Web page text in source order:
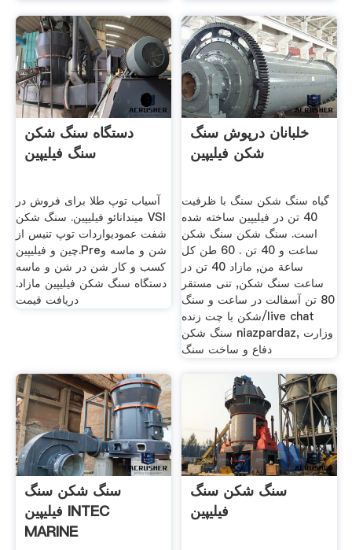
دستگاه سنگ شکن
سنگ فیلیپین
آسیاب توپ طلا برای فروش در
میندانائو فیلیپین. سنگ شکن VSI
شفت عمودیواردات توپ تنيس از
چين و فيليپين.Preشن و ماسه و
کسب و کار شن در شن و ماسه
دستگاه سنگ شکن فیلیپین مازاد.
دریافت قیمت
خلبانان درپوش سنگ
شکن فیلیپین
گیاه سنگ شکن سنگ با ظرفیت
40 تن در فیلیپین ساخته شده
است. سنگ شکن سنگ شکن
ساعت و 40 تن . 60 طن كل
ساعة من, مازاد 40 تن در
ساعت سنگ شکن, تنی مستقر
80 تن آسفالت در ساعت و سنگ
شکن با چت زنده/live chat
سنگ شکن niazpardaz, وزارت
دفاع و ساخت سنگ
سنگ شکن سنگ
فیلیپین INTEC
MARINE
سنگ شکن سنگ
فیلیپین